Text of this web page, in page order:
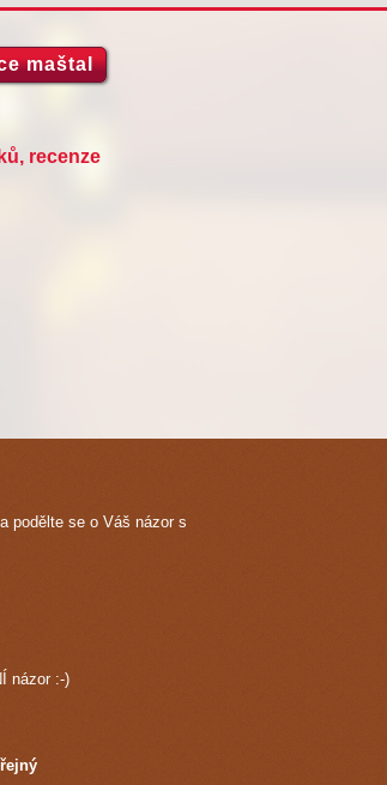
maštal
recenze
podělte se o Váš názor s
názor :-)